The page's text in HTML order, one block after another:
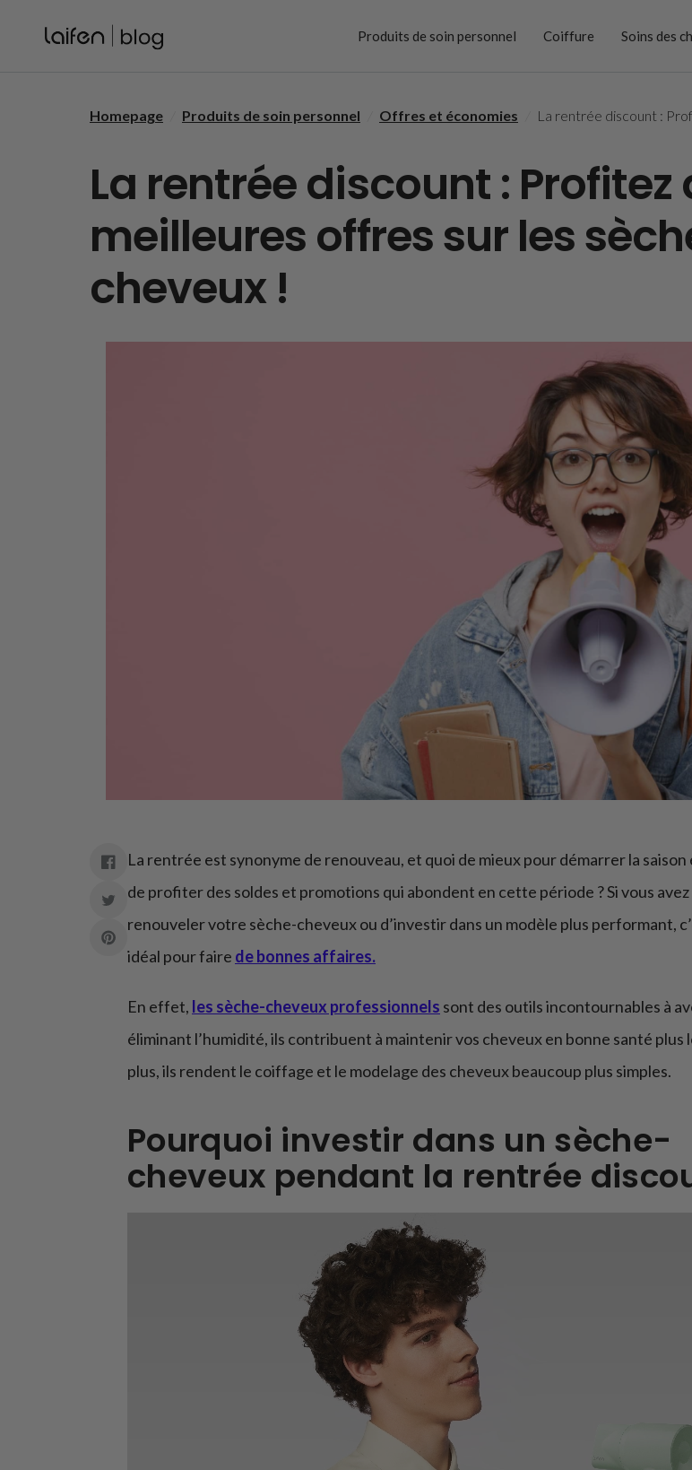
Produits de soin personnel Coiffure Soins des
Homepage Produits de soin personnel Offres et économies La rentrée discount :
La rentrée discount : Profitez
meilleures offres sur les
cheveux !
La rentrée est synonyme de renouveau, et quoi de mieux pour démarrer la saison
de profiter des soldes et promotions qui abondent en cette période ? Si vous
renouveler votre sèche-cheveux ou d’investir dans un modèle plus performant,
idéal pour faire de bonnes affaires.
En effet, les sèche-cheveux professionnels sont des outils incontournables à
éliminant l’humidité, ils contribuent à maintenir vos cheveux en bonne santé plus
plus, ils rendent le coiffage et le modelage des cheveux beaucoup plus simples.
Pourquoi investir dans un sèche-
cheveux pendant la rentrée